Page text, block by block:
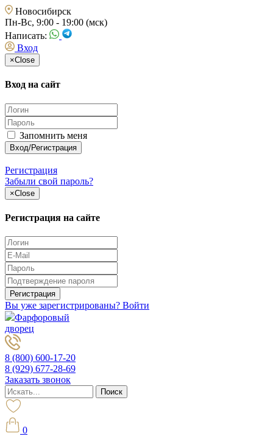
Новосибирск
Пн-Вс, 9:00 - 19:00 (мск)
Написать:
Вход
×Close
Вход на сайт
Запомнить меня
Регистрация
Забыли свой пароль?
×Close
Регистрация на сайте
Вы уже зарегистрированы? Войти
Фарфоровый
дворец
8 (800) 600-17-20
8 (929) 677-28-69
Заказать звонок
0